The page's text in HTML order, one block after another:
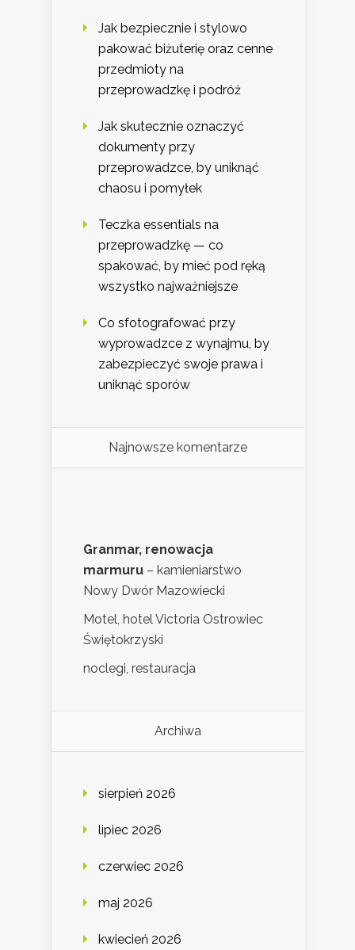
Jak bezpiecznie i stylowo
pakować biżuterię oraz cenne
przedmioty na
przeprowadzkę i podróż
Jak skutecznie oznaczyć
dokumenty przy
przeprowadzce, by uniknąć
chaosu i pomyłek
Teczka essentials na
przeprowadzkę — co
spakować, by mieć pod ręką
wszystko najważniejsze
Co sfotografować przy
wyprowadzce z wynajmu, by
zabezpieczyć swoje prawa i
uniknąć sporów
Najnowsze komentarze
Granmar, renowacja
marmuru – kamieniarstwo
Nowy Dwór Mazowiecki
Motel, hotel Victoria Ostrowiec
Świętokrzyski
noclegi, restauracja
Archiwa
sierpień 2026
lipiec 2026
czerwiec 2026
maj 2026
kwiecień 2026